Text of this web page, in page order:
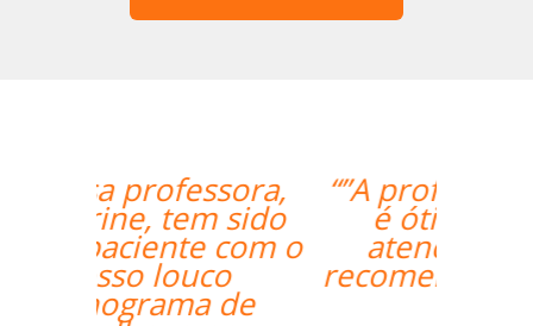
“”A professora Sandra
é ótima e super
atenciosa. Super
recomendo o trabalho
dela.””